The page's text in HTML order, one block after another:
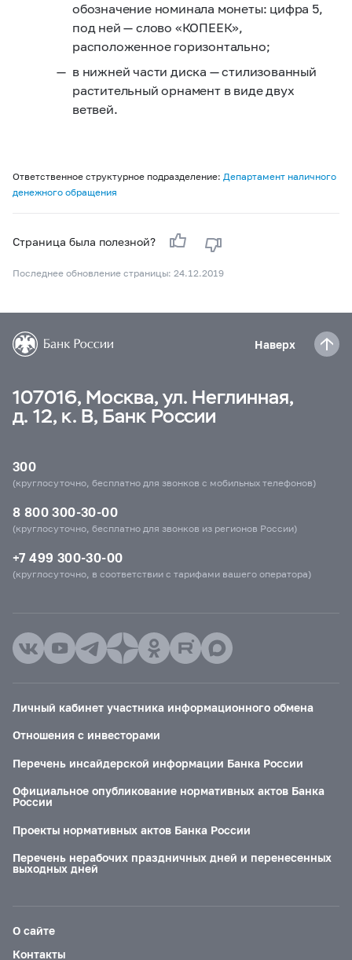
обозначение номинала монеты: цифра 5,
под ней — слово «КОПЕЕК»,
расположенное горизонтально;
в нижней части диска — стилизованный
растительный орнамент в виде двух
ветвей.
Ответственное структурное подразделение: Департамент наличного
денежного обращения
Страница была полезной?
Последнее обновление страницы: 24.12.2019
Наверх
107016, Москва, ул. Неглинная,
д. 12, к. В, Банк России
300
(круглосуточно, бесплатно для звонков с мобильных телефонов)
8 800 300-30-00
(круглосуточно, бесплатно для звонков из регионов России)
+7 499 300-30-00
(круглосуточно, в соответствии с тарифами вашего оператора)
Личный кабинет участника информационного обмена
Отношения с инвесторами
Перечень инсайдерской информации Банка России
Официальное опубликование нормативных актов Банка
России
Проекты нормативных актов Банка России
Перечень нерабочих праздничных дней и перенесенных
выходных дней
О сайте
Контакты